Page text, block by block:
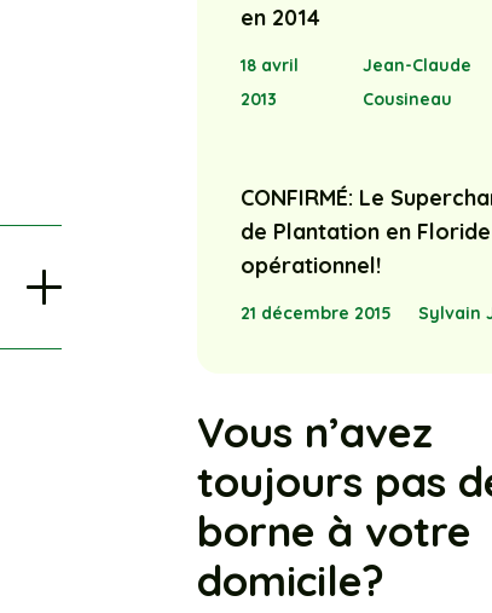
en 2014
18 avril
2013
Jean-Claude
Cousineau
CONFIRMÉ: Le
de Plantation en
opérationnel!
21 décembre 2015 Sylvain
Vous n’avez
toujours pas
borne à votre
domicile?